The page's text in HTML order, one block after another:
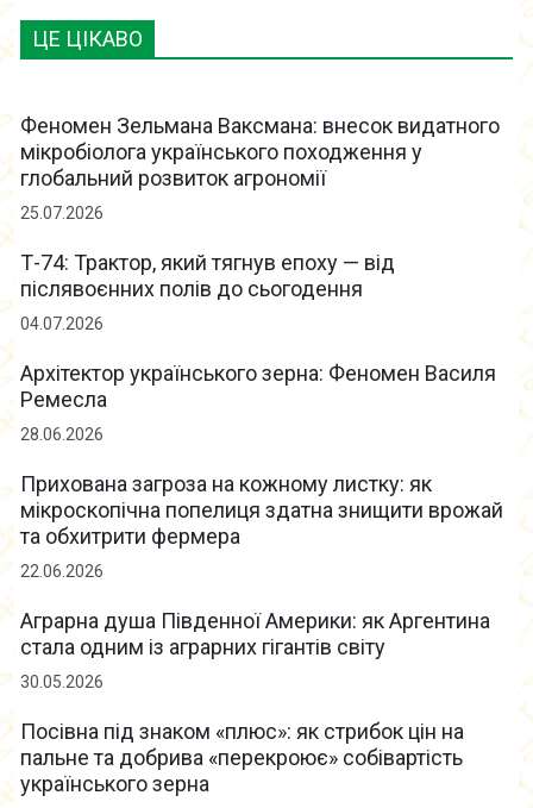
ЦЕ ЦІКАВО
Феномен Зельмана Ваксмана: внесок видатного
мікробіолога українського походження у
глобальний розвиток агрономії
25.07.2026
Т-74: Трактор, який тягнув епоху — від
післявоєнних полів до сьогодення
04.07.2026
Архітектор українського зерна: Феномен Василя
Ремесла
28.06.2026
Прихована загроза на кожному листку: як
мікроскопічна попелиця здатна знищити врожай
та обхитрити фермера
22.06.2026
Аграрна душа Південної Америки: як Аргентина
стала одним із аграрних гігантів світу
30.05.2026
Посівна під знаком «плюс»: як стрибок цін на
пальне та добрива «перекроює» собівартість
українського зерна